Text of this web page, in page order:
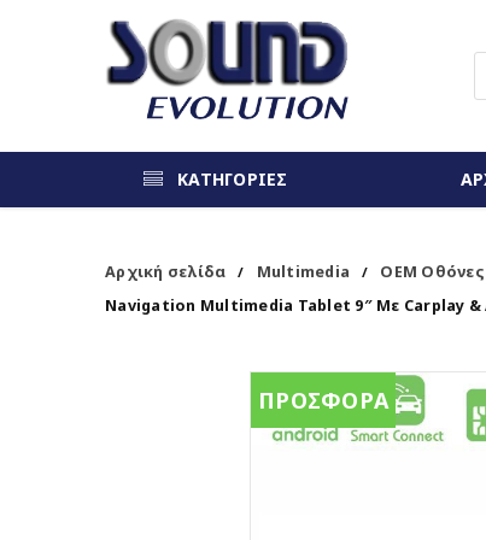
ΚΑΤΗΓΟΡΙΕΣ
Αρχική σελίδα / Multimedia / OEM Οθόνες
Navigation Multimedia Tablet 9″ Με Carplay
ΠΡΟΣΦΟΡΑ